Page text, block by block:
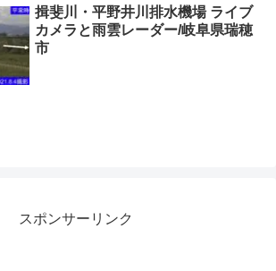
揖斐川・平野井川排水機場 ライブ
カメラと雨雲レーダー/岐阜県瑞穂
市
スポンサーリンク